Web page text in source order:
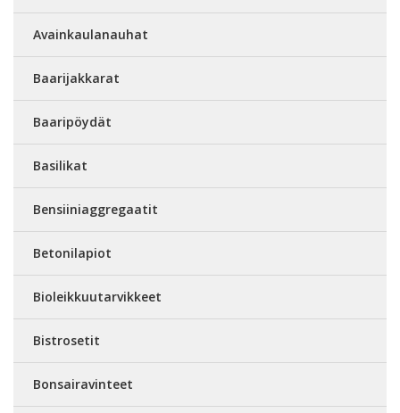
Avainkaulanauhat
Baarijakkarat
Baaripöydät
Basilikat
Bensiiniaggregaatit
Betonilapiot
Bioleikkuutarvikkeet
Bistrosetit
Bonsairavinteet